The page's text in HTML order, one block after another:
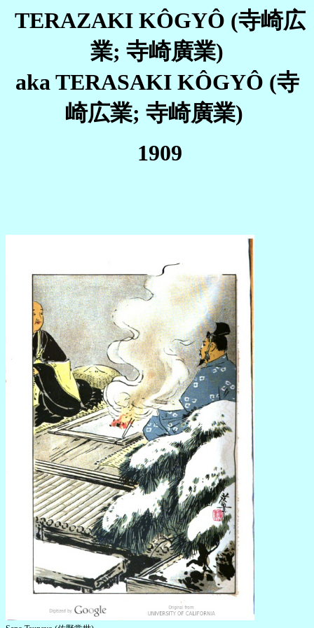
TERAZAKI KÔGYÔ (寺崎広
業; 寺崎廣業)
aka TERASAKI KÔGYÔ (寺
崎広業; 寺崎廣業)
1909